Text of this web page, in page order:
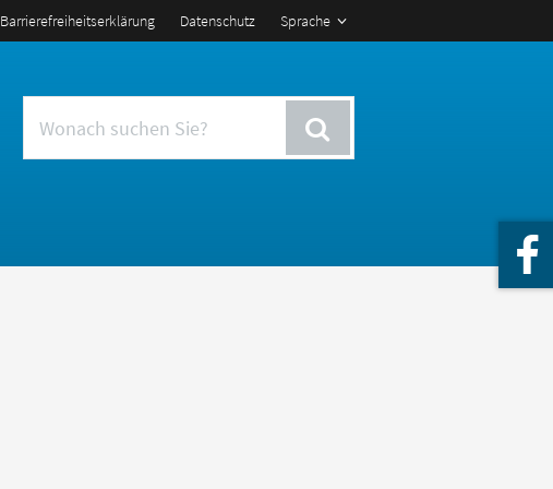
Sprache
Barrierefreiheitserklärung Datenschutz